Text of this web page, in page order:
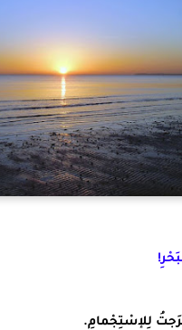
لِلإسْتِجْمامِ.